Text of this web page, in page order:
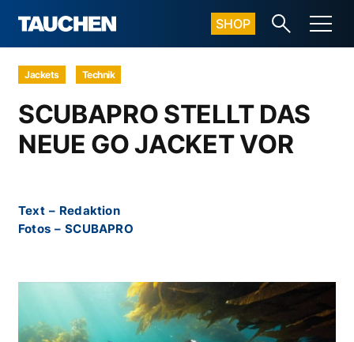
SHOP
Jackets Technik
SCUBAPRO STELLT DAS
NEUE GO JACKET VOR
Text – Redaktion
Fotos – SCUBAPRO